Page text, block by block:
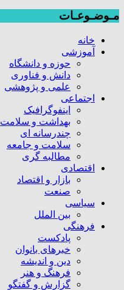
مـوضـوعـات
خانه
آموزشی
حوزه و دانشگاه
دانش و فناوری
علمی و پژوهشی
اجتماعی
اینفوگرافیک
بهداشت و سلامت
چندرسانه ای
سلامت و جامعه
مطالبه گری
اقتصادی
بازار و اقتصاد
صنعت
سیاسی
بین الملل
فرهنگی
پادکست
خبرهای بانوان
دین و اندیشه
فرهنگ و هنر
گزارش و گفتگو